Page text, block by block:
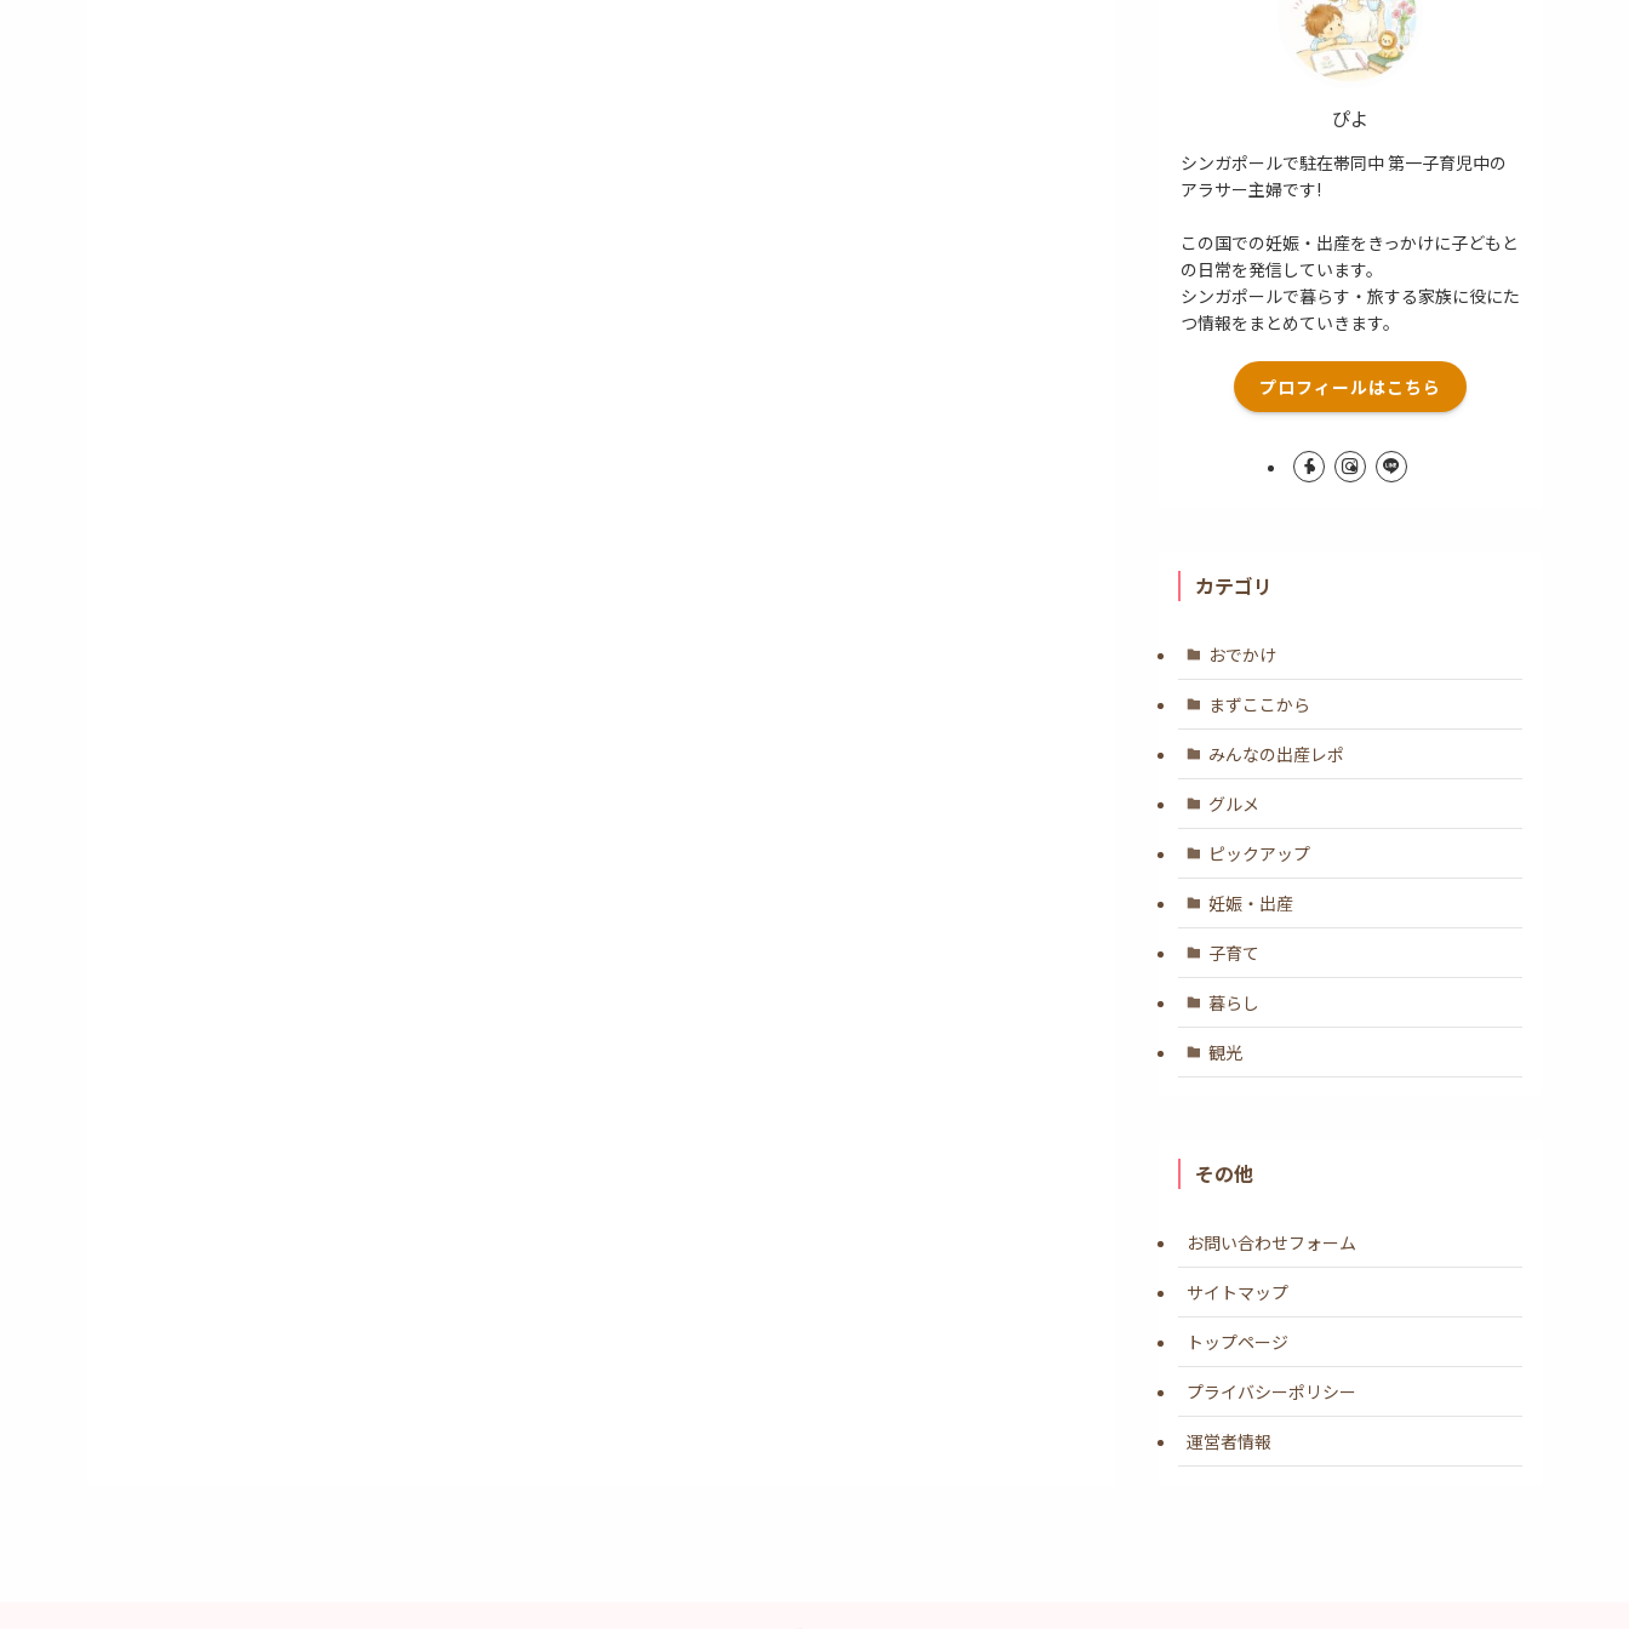
ぴよ
シンガポールで駐在帯同中 第一子育児中の
アラサー主婦です!
この国での妊娠・出産をきっかけに子どもと
の日常を発信しています。
シンガポールで暮らす・旅する家族に役にた
つ情報をまとめていきます。
プロフィールはこちら
カテゴリ
おでかけ
まずここから
みんなの出産レポ
グルメ
ピックアップ
妊娠・出産
子育て
暮らし
観光
その他
お問い合わせフォーム
サイトマップ
トップページ
プライバシーポリシー
運営者情報